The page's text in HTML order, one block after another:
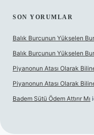
SON YORUMLAR
Balık Burcunun Yükselen
Balık Burcunun Yükselen
Piyanonun Atası Olarak
Piyanonun Atası Olarak
Badem Sütü Ödem Attırır Mı